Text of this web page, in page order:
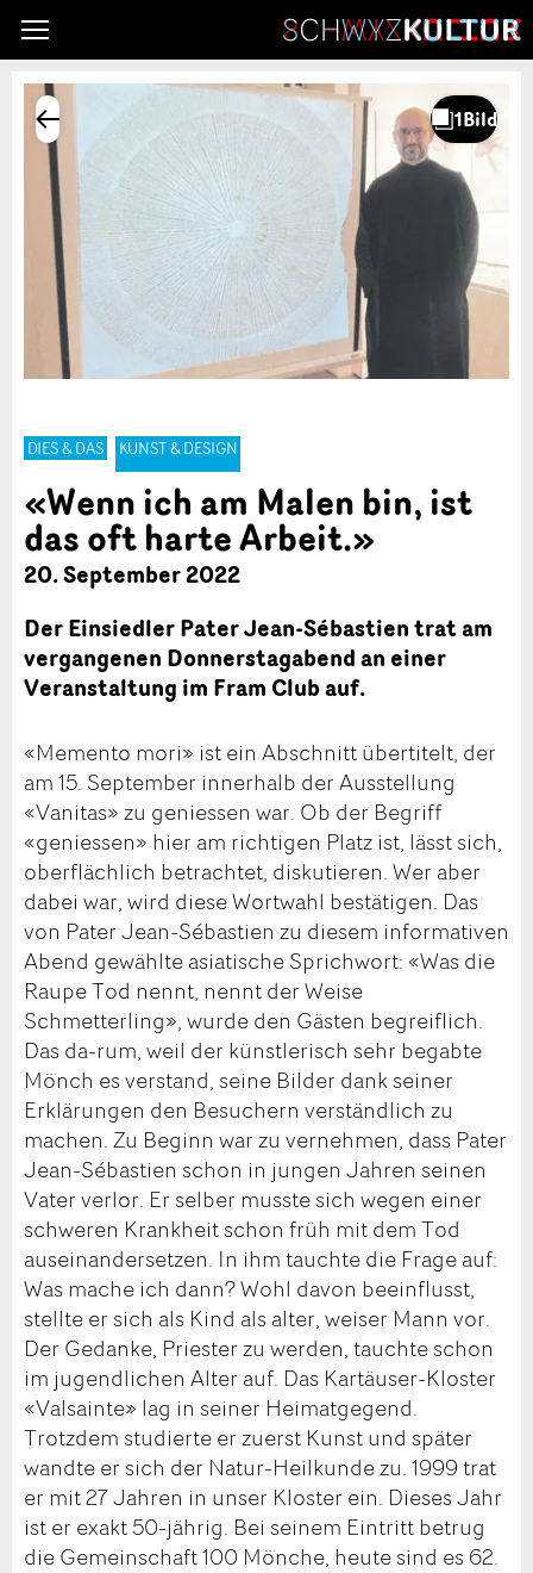
DIES & DAS KUNST & DESIGN
«Wenn ich am Malen bin, ist
das oft harte Arbeit.»
20. September 2022
Der Einsiedler Pater Jean-Sébastien trat am
vergangenen Donnerstagabend an einer
Veranstaltung im Fram Club auf.
«Memento mori» ist ein Abschnitt übertitelt, der
am 15. September innerhalb der Ausstellung
«Vanitas» zu geniessen war. Ob der Begriff
«geniessen» hier am richtigen Platz ist, lässt sich,
oberflächlich betrachtet, diskutieren. Wer aber
dabei war, wird diese Wortwahl bestätigen. Das
von Pater Jean-Sébastien zu diesem informativen
Abend gewählte asiatische Sprichwort: «Was die
Raupe Tod nennt, nennt der Weise
Schmetterling», wurde den Gästen begreiflich.
Das da-rum, weil der künstlerisch sehr begabte
Mönch es verstand, seine Bilder dank seiner
Erklärungen den Besuchern verständlich zu
machen. Zu Beginn war zu vernehmen, dass Pater
Jean-Sébastien schon in jungen Jahren seinen
Vater verlor. Er selber musste sich wegen einer
schweren Krankheit schon früh mit dem Tod
auseinandersetzen. In ihm tauchte die Frage auf:
Was mache ich dann? Wohl davon beeinflusst,
stellte er sich als Kind als alter, weiser Mann vor.
Der Gedanke, Priester zu werden, tauchte schon
im jugendlichen Alter auf. Das Kartäuser-Kloster
«Valsainte» lag in seiner Heimatgegend.
Trotzdem studierte er zuerst Kunst und später
wandte er sich der Natur-Heilkunde zu. 1999 trat
er mit 27 Jahren in unser Kloster ein. Dieses Jahr
ist er exakt 50-jährig. Bei seinem Eintritt betrug
die Gemeinschaft 100 Mönche, heute sind es 62.